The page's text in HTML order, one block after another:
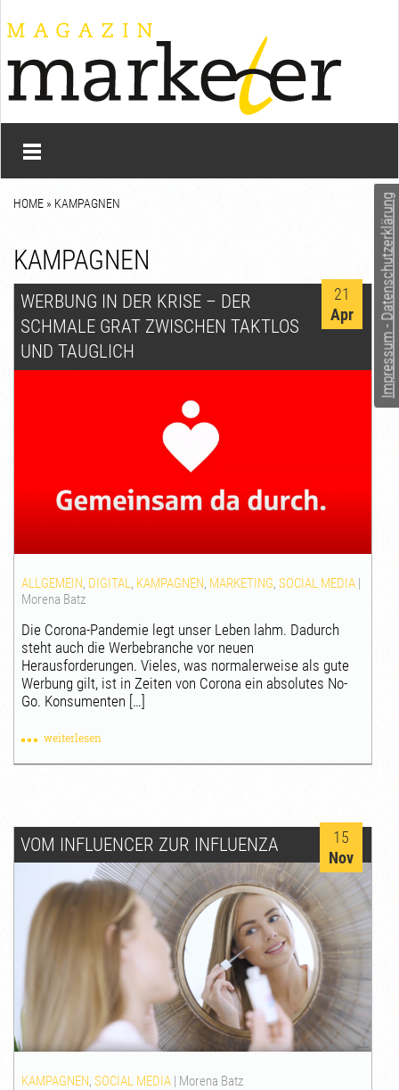
Impressum - Datenschutzerklärung
HOME » KAMPAGNEN
KAMPAGNEN
WERBUNG IN DER KRISE – DER
SCHMALE GRAT ZWISCHEN TAKTLOS
UND TAUGLICH
21
Apr
ALLGEMEIN, DIGITAL , KAMPAGNEN, MARKETING,SOCIAL MEDIA |
Morena Batz
Die Corona-Pandemie legt unser Leben lahm. Dadurch
steht auch die Werbebranche vor neuen
Herausforderungen. Vieles, was normalerweise als gute
Werbung gilt, ist in Zeiten von Corona ein absolutes No-
Go. Konsumenten […]
weiterlesen
VOM INFLUENCER ZUR INFLUENZA
15
Nov
KAMPAGNEN,SOCIAL MEDIA | Morena Batz